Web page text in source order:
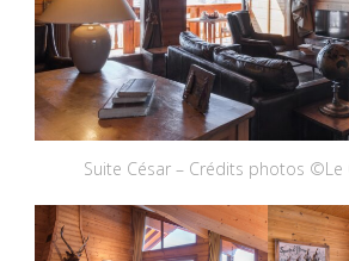
Suite César – Crédits photos ©Le